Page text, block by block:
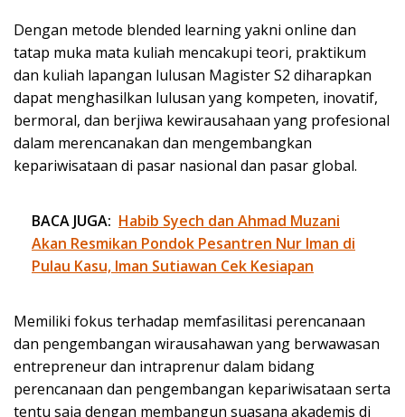
Dengan metode blended learning yakni online dan
tatap muka mata kuliah mencakupi teori, praktikum
dan kuliah lapangan lulusan Magister S2 diharapkan
dapat menghasilkan lulusan yang kompeten, inovatif,
bermoral, dan berjiwa kewirausahaan yang profesional
dalam merencanakan dan mengembangkan
kepariwisataan di pasar nasional dan pasar global.
BACA JUGA: Habib Syech dan Ahmad Muzani
Akan Resmikan Pondok Pesantren Nur Iman di
Pulau Kasu, Iman Sutiawan Cek Kesiapan
Memiliki fokus terhadap memfasilitasi perencanaan
dan pengembangan wirausahawan yang berwawasan
entrepreneur dan intraprenur dalam bidang
perencanaan dan pengembangan kepariwisataan serta
tentu saja dengan membangun suasana akademis di